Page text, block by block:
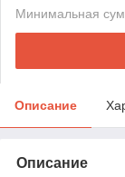
Минимальная
Описание
Описание